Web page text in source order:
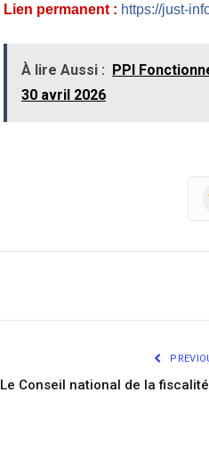
Lien permanent : https://just-
À lire Aussi :
PPI
30 avril 2026
Le Conseil national de la